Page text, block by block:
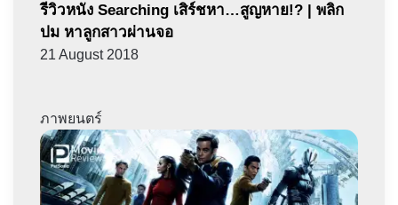
รีวิวหนัง Searching เสิร์ชหา…สูญหาย!? | พลิก
ปม หาลูกสาวผ่านจอ
21 August 2018
ภาพยนตร์